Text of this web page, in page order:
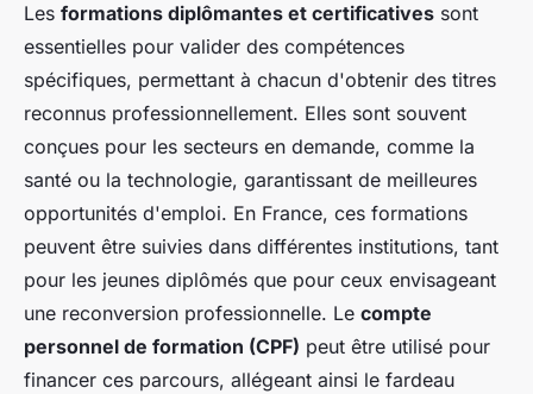
Les formations diplômantes et certificatives sont
essentielles pour valider des compétences
spécifiques, permettant à chacun d'obtenir des titres
reconnus professionnellement. Elles sont souvent
conçues pour les secteurs en demande, comme la
santé ou la technologie, garantissant de meilleures
opportunités d'emploi. En France, ces formations
peuvent être suivies dans différentes institutions, tant
pour les jeunes diplômés que pour ceux envisageant
une reconversion professionnelle. Le compte
personnel de formation (CPF) peut être utilisé pour
financer ces parcours, allégeant ainsi le fardeau